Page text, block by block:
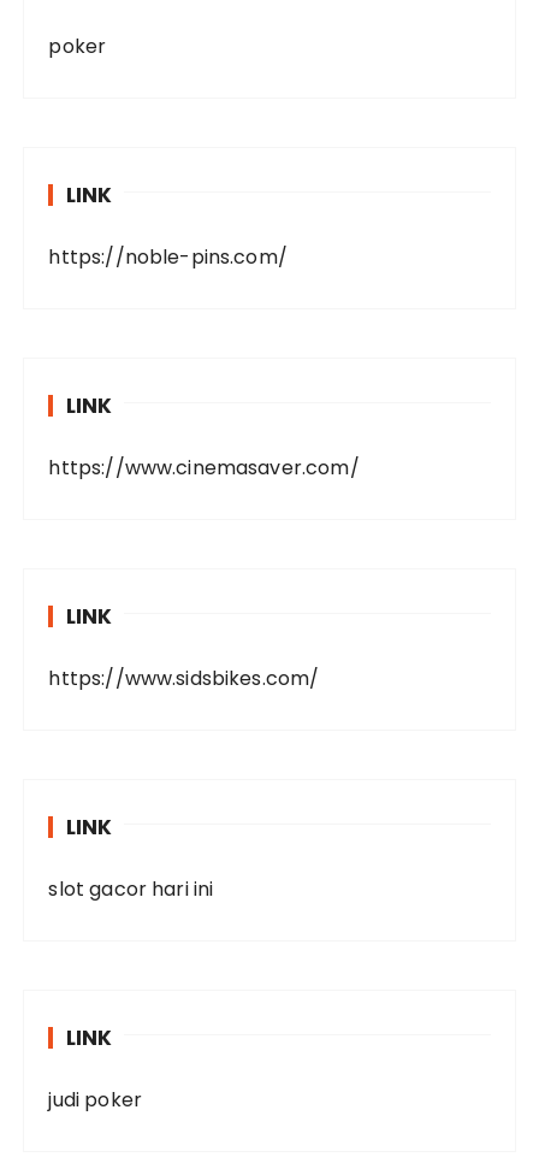
poker
LINK
https://noble-pins.com/
LINK
https://www.cinemasaver.com/
LINK
https://www.sidsbikes.com/
LINK
slot gacor hari ini
LINK
judi poker